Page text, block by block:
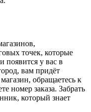
точек, которые
появится у вас в
вам придёт
обращаетесь к
номер заказа. Забрать
который знает